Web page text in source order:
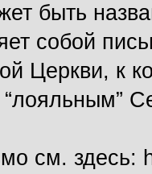
быть
собой
Церкви, к
“лояльным”
см. здесь: